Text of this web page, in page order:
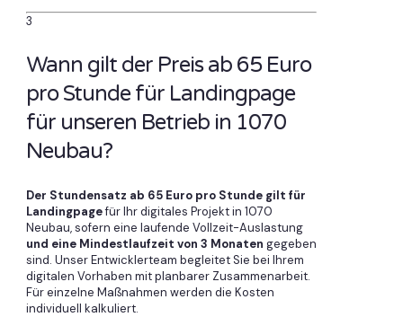
3
Wann gilt der Preis ab 65 Euro
pro Stunde für Landingpage
für unseren Betrieb in 1070
Neubau?
Der Stundensatz ab 65 Euro pro Stunde gilt für
Landingpagefür Ihr digitales Projekt in 1070
Neubau, sofern eine laufende Vollzeit-Auslastung
und eine Mindestlaufzeit von 3 Monaten gegeben
sind. Unser Entwicklerteam begleitet Sie bei Ihrem
digitalen Vorhaben mit planbarer Zusammenarbeit.
Für einzelne Maßnahmen werden die Kosten
individuell kalkuliert.